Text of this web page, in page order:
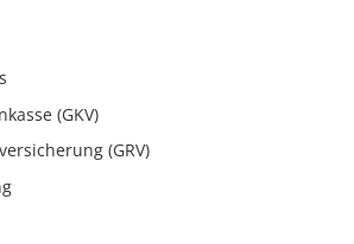
(GKV)
(GRV)